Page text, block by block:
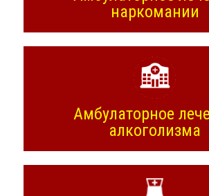
наркомании
Амбулаторное
алкоголизма